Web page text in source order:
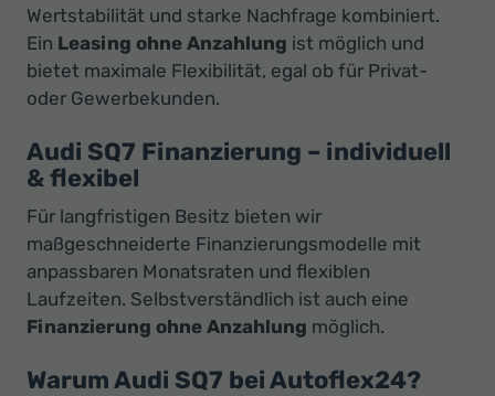
Wertstabilität und starke Nachfrage kombiniert.
Ein Leasing ohne Anzahlung ist möglich und
bietet maximale Flexibilität, egal ob für Privat-
oder Gewerbekunden.
Audi SQ7 Finanzierung – individuell
& flexibel
Für langfristigen Besitz bieten wir
maßgeschneiderte Finanzierungsmodelle mit
anpassbaren Monatsraten und flexiblen
Laufzeiten. Selbstverständlich ist auch eine
Finanzierung ohne Anzahlung möglich.
Warum Audi SQ7 bei Autoflex24?